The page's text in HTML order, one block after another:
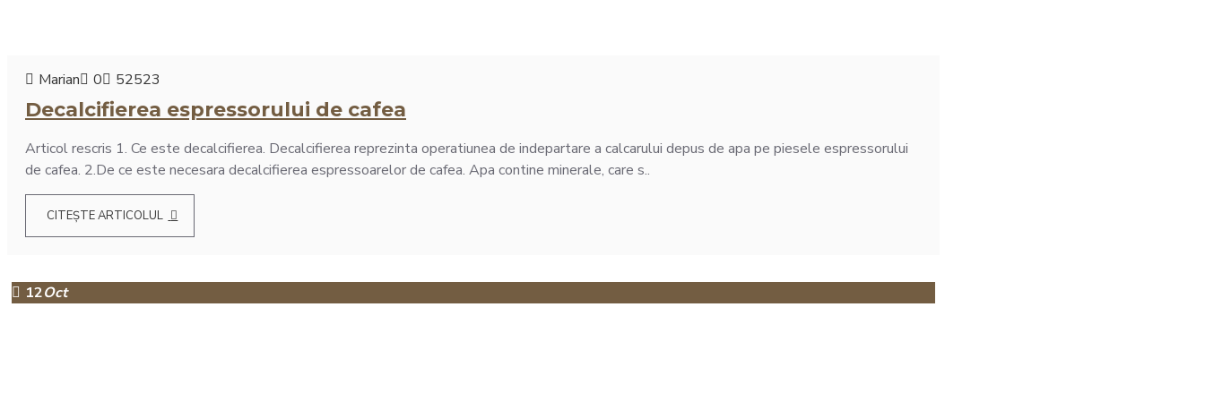
Marian 0 52523
Decalcifierea espressorului de cafea
Articol rescris 1. Ce este decalcifierea. Decalcifierea reprezinta operatiunea de indepartare a calcarului depus de apa pe piesele espressorului
de cafea. 2.De ce este necesara decalcifierea espressoarelor de cafea. Apa contine minerale, care s..
CITEȘTE ARTICOLUL
12Oct